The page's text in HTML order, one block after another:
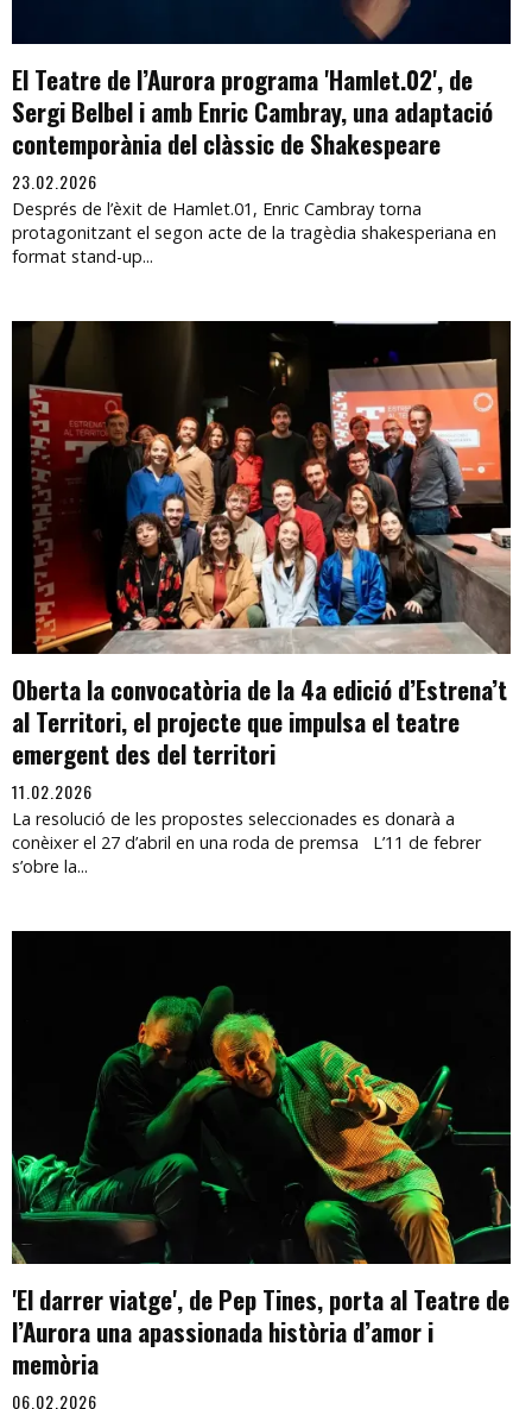
El Teatre de l’Aurora programa 'Hamlet.02', de
Sergi Belbel i amb Enric Cambray, una adaptació
contemporània del clàssic de Shakespeare
23.02.2026
Després de l’èxit de Hamlet.01, Enric Cambray torna
protagonitzant el segon acte de la tragèdia shakesperiana en
format stand-up...
Oberta la convocatòria de la 4a edició d’Estrena’t
al Territori, el projecte que impulsa el teatre
emergent des del territori
11.02.2026
La resolució de les propostes seleccionades es donarà a
conèixer el 27 d’abril en una roda de premsa L’11 de febrer
s’obre la...
'El darrer viatge', de Pep Tines, porta al Teatre de
l’Aurora una apassionada història d’amor i
memòria
06.02.2026